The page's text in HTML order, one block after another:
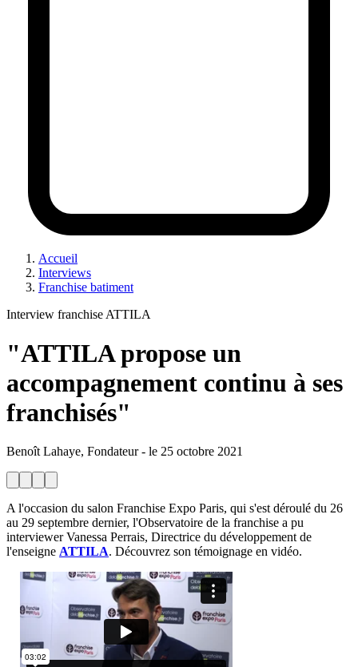
Accueil
Interviews
Franchise batiment
Interview franchise ATTILA
"ATTILA propose un
accompagnement continu à ses
franchisés"
Benoît Lahaye, Fondateur- le 25 octobre 2021
A l'occasion du salon Franchise Expo Paris, qui s'est déroulé du 26
au 29 septembre dernier, l'Observatoire de la franchise a pu
interviewer Vanessa Perrais, Directrice du développement de
l'enseigne ATTILA. Découvrez son témoignage en vidéo.